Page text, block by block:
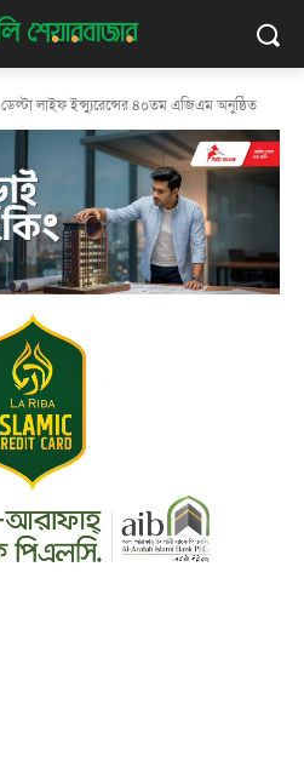
ডেল্টা লাইফ ইন্স্যুরেন্সের ৪০তম এজিএম অনুষ্ঠিত